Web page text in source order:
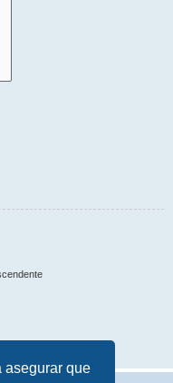
asegurar que